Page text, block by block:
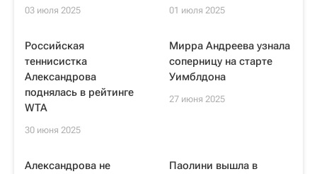
03 июля 2025 01 июля 2025
Российская
теннисистка
Александрова
поднялась в рейтинге
WTA
30 июня 2025
Мирра Андреева узнала
соперницу на старте
Уимблдона
27 июня 2025
Александрова не
Паолини вышла в